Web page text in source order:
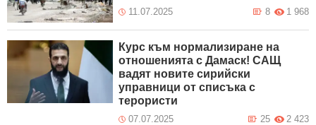
11.07.2025 1 968
8
Курс към нормализиране на
отношенията с Дамаск! САЩ
вадят новите сирийски
управници от списъка с
терористи
07.07.2025 2 423
25